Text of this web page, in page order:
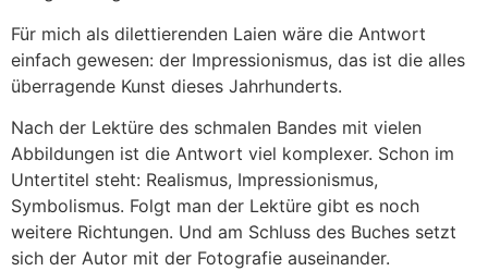
Für mich als dilettierenden Laien wäre die Antwort
einfach gewesen: der Impressionismus, das ist die alles
überragende Kunst dieses Jahrhunderts.
Nach der Lektüre des schmalen Bandes mit vielen
Abbildungen ist die Antwort viel komplexer. Schon im
Untertitel steht: Realismus, Impressionismus,
Symbolismus. Folgt man der Lektüre gibt es noch
weitere Richtungen. Und am Schluss des Buches setzt
sich der Autor mit der Fotografie auseinander.